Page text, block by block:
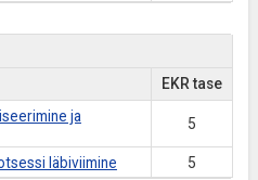
EKR tase
ja
5
läbiviimine 5